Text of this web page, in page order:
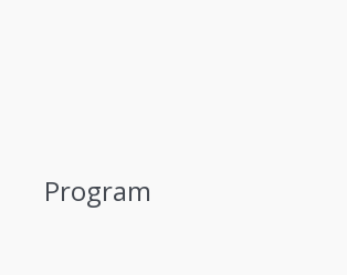
Program